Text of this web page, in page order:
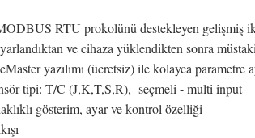
RTU prokolünü destekleyen gelişmiş
ve cihaza yüklendikten sonra
yazılımı (ücretsiz) ile kolayca
tipi: T/C (J,K,T,S,R), seçmeli - multi input
gösterim, ayar ve kontrol özelliği